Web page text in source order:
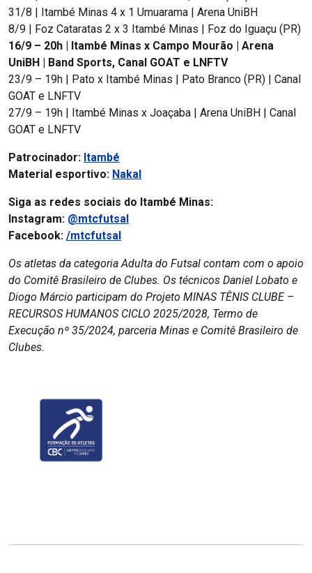
31/8 | Itambé Minas 4 x 1 Umuarama | Arena UniBH
8/9 | Foz Cataratas 2 x 3 Itambé Minas | Foz do Iguaçu (PR)
16/9 – 20h | Itambé Minas x Campo Mourão | Arena
UniBH | Band Sports, Canal GOAT e LNFTV
23/9 – 19h | Pato x Itambé Minas | Pato Branco (PR) | Canal
GOAT e LNFTV
27/9 – 19h | Itambé Minas x Joaçaba | Arena UniBH | Canal
GOAT e LNFTV
Patrocinador: Itambé
Material esportivo: Nakal
Siga as redes sociais do Itambé Minas:
Instagram: @mtcfutsal
Facebook: /mtcfutsal
Os atletas da categoria Adulta do Futsal contam com o apoio
do Comitê Brasileiro de Clubes. Os técnicos Daniel Lobato e
Diogo Márcio participam do Projeto MINAS TÊNIS CLUBE –
RECURSOS HUMANOS CICLO 2025/2028, Termo de
Execução nº 35/2024, parceria Minas e Comitê Brasileiro de
Clubes.